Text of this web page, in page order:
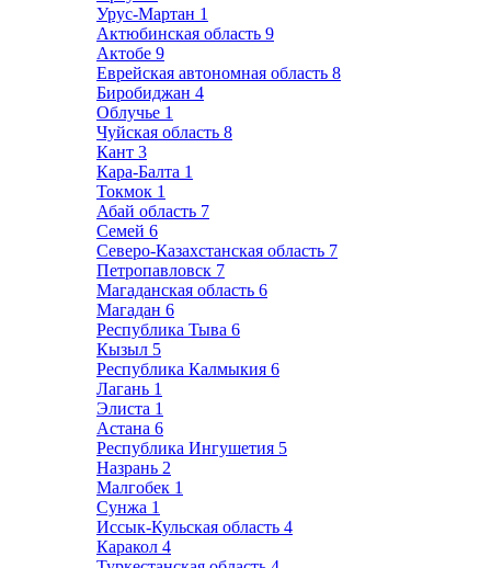
Урус-Мартан 1
Актюбинская область 9
Актобе 9
Еврейская автономная область 8
Биробиджан 4
Облучье 1
Чуйская область 8
Кант 3
Кара-Балта 1
Токмок 1
Абай область 7
Семей 6
Северо-Казахстанская область 7
Петропавловск 7
Магаданская область 6
Магадан 6
Республика Тыва 6
Кызыл 5
Республика Калмыкия 6
Лагань 1
Элиста 1
Астана 6
Республика Ингушетия 5
Назрань 2
Малгобек 1
Сунжа 1
Иссык-Кульская область 4
Каракол 4